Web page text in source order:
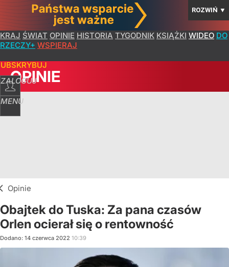
ROZWIŃ ▼
KRAJ ŚWIAT OPINIE HISTORIA TYGODNIK KSIĄŻKI WIDEO DO
RZECZY+ WSPIERAJ
ZALOGUJ
MENU
OPINIE
Opinie
Obajtek do Tuska: Za pana czasów
Orlen ocierał się o rentowność
Dodano: 14 czerwca 2022 10:39